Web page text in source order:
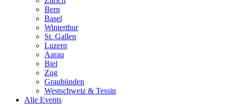
Bern
Basel
Winterthur
St. Gallen
Luzern
Aarau
Biel
Zug
Graubünden
Westschweiz & Tessin
Alle Events